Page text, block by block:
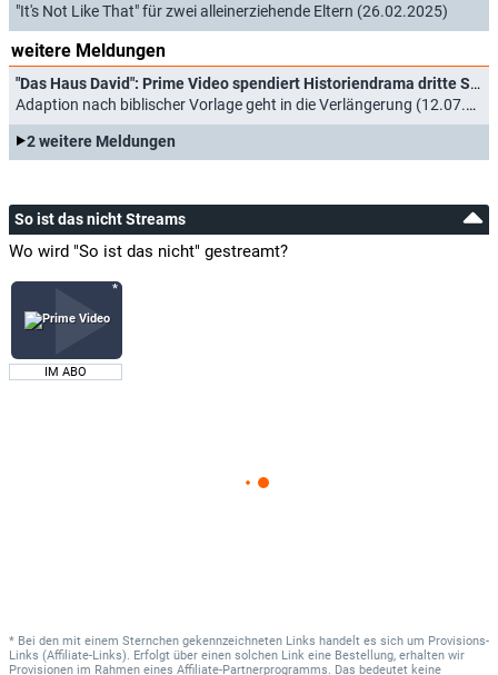
"It's Not Like That" für zwei alleinerziehende Eltern (26.02.2025)
weitere Meldungen
"Das Haus David": Prime Video spendiert Historiendrama dritte Staffel
Adaption nach biblischer Vorlage geht in die Verlängerung (12.07.2026)
2 weitere Meldungen
So ist das nicht Streams
Wo wird "So ist das nicht" gestreamt?
IM ABO
* Bei den mit einem Sternchen gekennzeichneten Links handelt es sich um Provisions-
Links (Affiliate-Links). Erfolgt über einen solchen Link eine Bestellung, erhalten wir
Provisionen im Rahmen eines Affiliate-Partnerprogramms. Das bedeutet keine